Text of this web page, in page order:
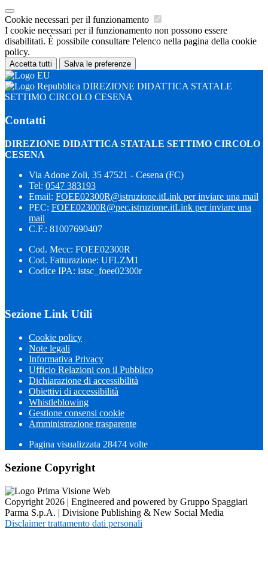
Cookie necessari per il funzionamento
I cookie necessari per il funzionamento non possono essere
disabilitati. È possibile consultare l'elenco nella pagina della cookie
policy.
Accetta tutti Salva le preferenze
DIREZIONE DIDATTICA STATALE
SETTIMO CIRCOLO CESENA
Contatti
DIREZIONE DIDATTICA STATALE SETTIMO CIRCOLO
CESENA
Via Adone Zoli, 35 47521 - Cesena (FC)
Tel: 0547 383193
Email: FOEE02300R@istruzione.itLink per inviare una mail
PEC: FOEE02300R@pec.istruzione.itLink per inviare una
mail
C.F.: 81007690407
Cod. Mecc: FOEE02300R
Cod. Fatturazione: UFLZM1
Codice IPA: istsc_foee02300r
Sezione Link Utili
Cookie policy
Note legali
Informativa Privacy
Ufficio Relazioni con il Pubblico
Dichiarazione di accessibilità
Obiettivi di accessibilità
Whistleblowing
Gestione consensi cookie
Amministrazione trasparente
Pagina visualizzata 28474 volte
Sezione Copyright
Copyright 2026 | Engineered and powered by Gruppo Spaggiari
Parma S.p.A. | Divisione Publishing & New Social Media
Disclaimer trattamento dati personali